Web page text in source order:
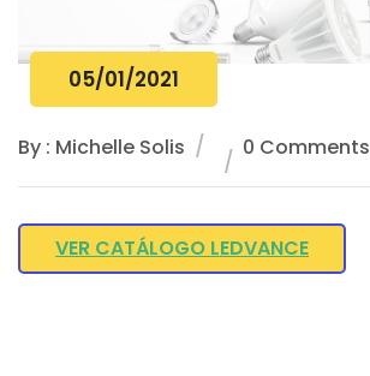
05/01/2021
By : Michelle Solis 0 Comments
VER CATÁLOGO LEDVANCE